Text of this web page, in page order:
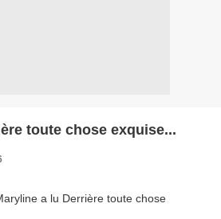
toute chose exquise...